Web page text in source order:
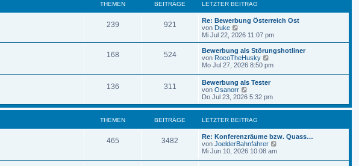
i
t
a
g
e
r
e
i
t
r
a
THEMEN BEITRÄGE LETZTER BEITRAG
239 921
Re: Bewerbung Österreich Ost
von Duke
e
u
e
s
t
B
e
i
t
a
g
Mi Jul 22, 2026 11:07 pm
168 524
Bewerbung als Störungshotliner
von RocoTheHusky
e
s
e
r
i
t
r
a
Mo Jul 27, 2026 8:50 pm
136 311
Bewerbung als Tester
von Osanorr
e
u
e
s
r
B
e
i
Do Jul 23, 2026 5:32 pm
THEMEN BEITRÄGE LETZTER BEITRAG
465 3482
Re: Konferenzräume bzw. Quass…
von JoelderBahnfahrer
Mi Jun 10, 2026 10:08 am